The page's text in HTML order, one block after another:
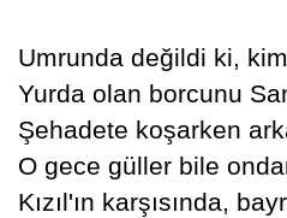
Umrunda değildi ki,
Yurda olan borcunu
Şehadete koşarken
O gece güller bile
Kızıl'ın karşısında,